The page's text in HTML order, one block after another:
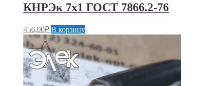
КНРЭк 7х1 ГОСТ 7866.2-76
456,00₽ В корзину